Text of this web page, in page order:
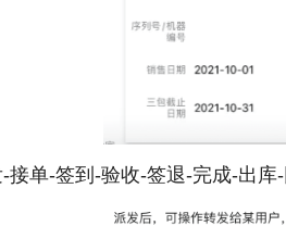
接单-签到-验收-签退-完成-出库-